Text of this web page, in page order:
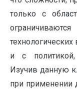
только с
и с политикой,
Изучив данную
при применении